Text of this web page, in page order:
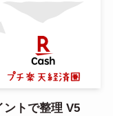
ントで整理 V5